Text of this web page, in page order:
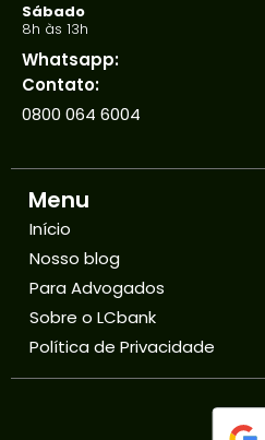
Sábado
8h às 13h
Whatsapp:
Contato:
0800 064 6004
Menu
Início
Nosso blog
Para Advogados
Sobre o LCbank
Política de Privacidade